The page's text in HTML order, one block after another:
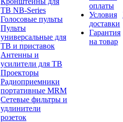
ТВ NB-Series
Голосовые пульты
Пульты
универсальные для
ТВ и приставок
Антенны и
усилители для ТВ
Проекторы
Радиоприемники
портативные MRM
Сетевые фильтры и
удлинители
розеток
оплаты
Условия
доставки
Гарантия
на товар